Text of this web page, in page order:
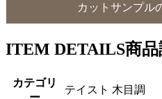
カットサンプル
ITEM DETAILS商品
カテゴリ
テイスト 木目調